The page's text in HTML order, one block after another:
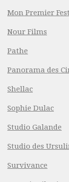
Mon Premier
Nour Films
Pathe
Panorama des
Shellac
Sophie Dulac
Studio Galande
Studio des
Survivance